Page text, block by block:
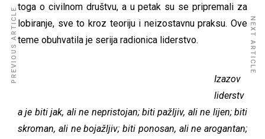
toga o civilnom društvu, a u petak su se pripremali za
lobiranje, sve to kroz teoriju i neizostavnu praksu. Ove
teme obuhvatila je serija radionica liderstvo.
Izazov
liderstv
a je biti jak, ali ne nepristojan; biti pažljiv, ali ne lijen; biti
skroman, ali ne bojažljiv; biti ponosan, ali ne arogantan;
PREVIOUS ARTICLE NEXT ARTICLE